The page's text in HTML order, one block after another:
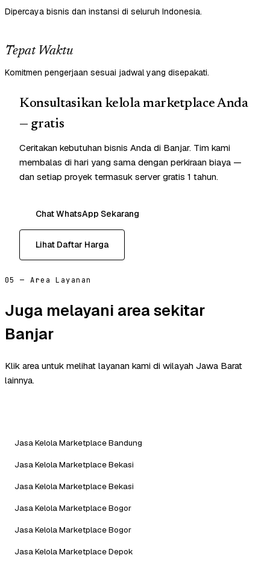
Dipercaya bisnis dan instansi di seluruh Indonesia.
Tepat Waktu
Komitmen pengerjaan sesuai jadwal yang disepakati.
Konsultasikan kelola marketplace Anda
— gratis
Ceritakan kebutuhan bisnis Anda di Banjar. Tim kami
membalas di hari yang sama dengan perkiraan biaya —
dan setiap proyek termasuk server gratis 1 tahun.
Chat WhatsApp Sekarang
Lihat Daftar Harga
05 — Area Layanan
Juga melayani area sekitar
Banjar
Klik area untuk melihat layanan kami di wilayah Jawa Barat
lainnya.
Jasa Kelola Marketplace Bandung
Jasa Kelola Marketplace Bekasi
Jasa Kelola Marketplace Bekasi
Jasa Kelola Marketplace Bogor
Jasa Kelola Marketplace Bogor
Jasa Kelola Marketplace Depok